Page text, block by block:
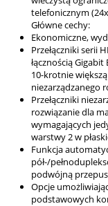
telefonicznym
Główne cechy:
Ekonomiczne,
Przełączniki serii
łącznością
10-krotnie
niezarządzanego
Przełączniki
rozwiązanie dla
wymagających
warstwy 2 w
Funkcja
pół-/
podwójną
Opcje
podstawowych